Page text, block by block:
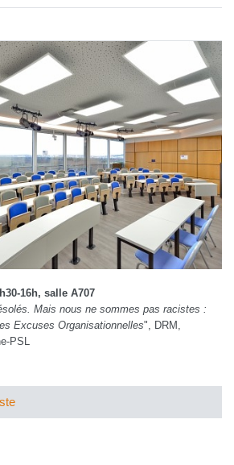
16h, salle A707
Mais nous ne sommes pas racistes :
Excuses Organisationnelles", DRM,
PSL